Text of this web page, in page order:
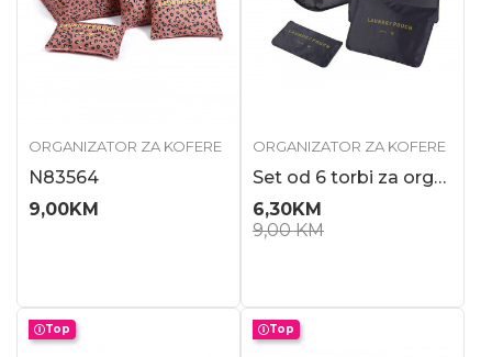
ORGANIZATOR ZA KOFERE
N83564
9,00KM
ORGANIZATOR ZA KOFERE
Set od 6 torbi za organizaciju prtljaga, fantastično rešenje za putovanja, cr...
6,30KM
9,00KM
Top Top